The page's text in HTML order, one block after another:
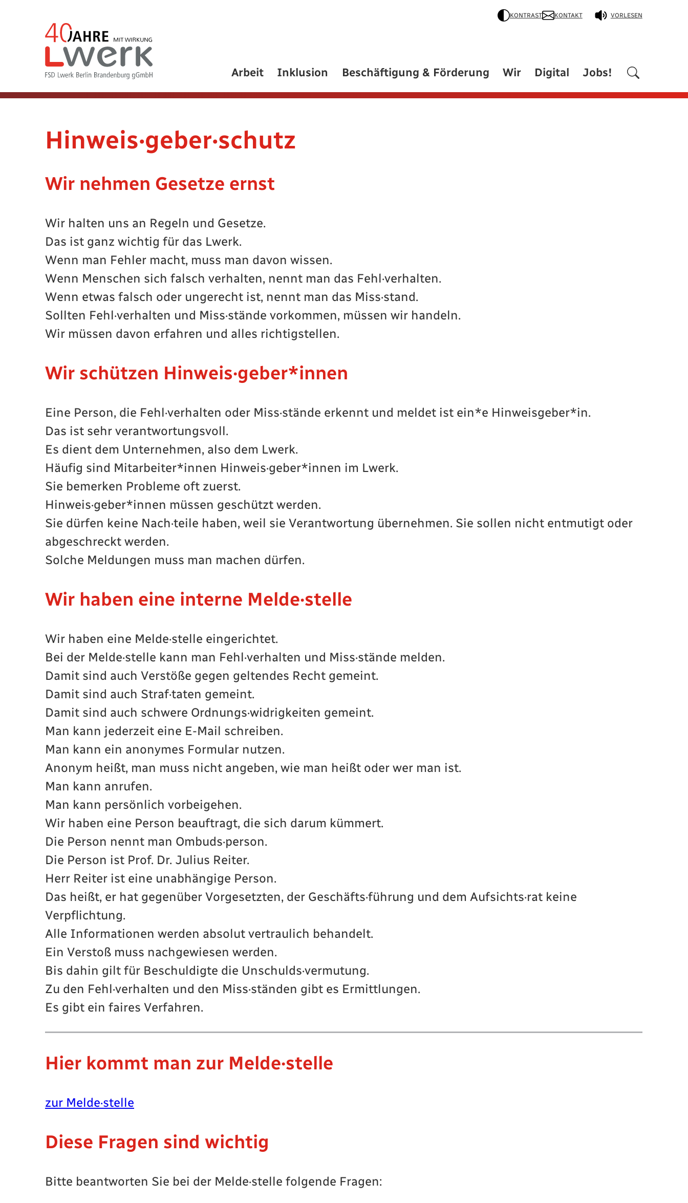
VORLESEN
KONTRAST KONTAKT
Arbeit Inklusion Beschäftigung & Förderung Wir Digital Jobs!
Hinweis·geber·schutz
Wir nehmen Gesetze ernst
Wir halten uns an Regeln und Gesetze.
Das ist ganz wichtig für das Lwerk.
Wenn man Fehler macht, muss man davon wissen.
Wenn Menschen sich falsch verhalten, nennt man das Fehl·verhalten.
Wenn etwas falsch oder ungerecht ist, nennt man das Miss·stand.
Sollten Fehl·verhalten und Miss·stände vorkommen, müssen wir handeln.
Wir müssen davon erfahren und alles richtigstellen.
Wir schützen Hinweis·geber*innen
Eine Person, die Fehl·verhalten oder Miss·stände erkennt und meldet ist ein*e Hinweisgeber*in.
Das ist sehr verantwortungsvoll.
Es dient dem Unternehmen, also dem Lwerk.
Häufig sind Mitarbeiter*innen Hinweis·geber*innen im Lwerk.
Sie bemerken Probleme oft zuerst.
Hinweis·geber*innen müssen geschützt werden.
Sie dürfen keine Nach·teile haben, weil sie Verantwortung übernehmen. Sie sollen nicht entmutigt oder
abgeschreckt werden.
Solche Meldungen muss man machen dürfen.
Wir haben eine interne Melde·stelle
Wir haben eine Melde·stelle eingerichtet.
Bei der Melde·stelle kann man Fehl·verhalten und Miss·stände melden.
Damit sind auch Verstöße gegen geltendes Recht gemeint.
Damit sind auch Straf·taten gemeint.
Damit sind auch schwere Ordnungs·widrigkeiten gemeint.
Man kann jederzeit eine E-Mail schreiben.
Man kann ein anonymes Formular nutzen.
Anonym heißt, man muss nicht angeben, wie man heißt oder wer man ist.
Man kann anrufen.
Man kann persönlich vorbeigehen.
Wir haben eine Person beauftragt, die sich darum kümmert.
Die Person nennt man Ombuds·person.
Die Person ist Prof. Dr. Julius Reiter.
Herr Reiter ist eine unabhängige Person.
Das heißt, er hat gegenüber Vorgesetzten, der Geschäfts·führung und dem Aufsichts·rat keine
Verpflichtung.
Alle Informationen werden absolut vertraulich behandelt.
Ein Verstoß muss nachgewiesen werden.
Bis dahin gilt für Beschuldigte die Unschulds·vermutung.
Zu den Fehl·verhalten und den Miss·ständen gibt es Ermittlungen.
Es gibt ein faires Verfahren.
Hier kommt man zur Melde·stelle
zur Melde·stelle
Diese Fragen sind wichtig
Bitte beantworten Sie bei der Melde·stelle folgende Fragen: